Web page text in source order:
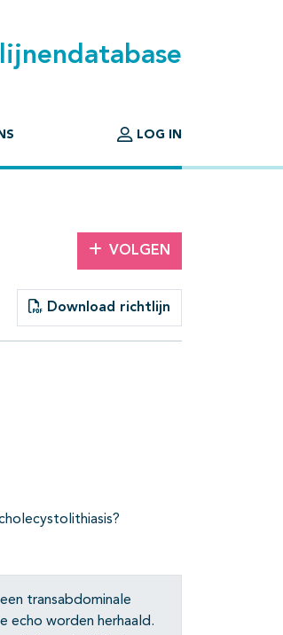
LOG IN
VOLGEN
Download richtlijn
transabdominale
echo worden herhaald.